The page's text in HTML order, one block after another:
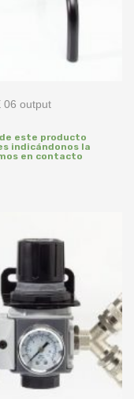
06 output
este producto
indicándonos la
en contacto